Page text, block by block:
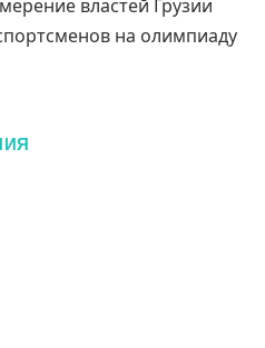
властей Грузии
на олимпиаду